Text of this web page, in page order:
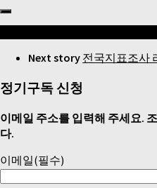
Next story 전국지표조사
정기구독 신청
이메일 주소를 입력해 주세요.
다.
이메일(필수)